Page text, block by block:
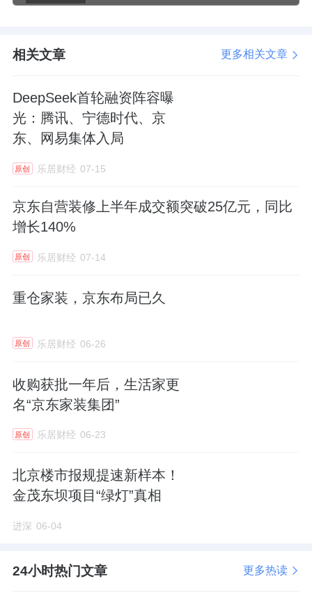
司在研的支撑性重组I型人胶原蛋白植入剂的申
报流程，加快产品上市时间。
自主研发方面，江苏吴中依托吴中医药在药品
领域的研发优势，报告期内向国家药监局递交
利丙双卡因乳膏的上市申请，并积极推动重组
氧胆酸注射液的临床前研发工作。
整体来看，目前江苏吴中已拥有童颜针、重组
(PDRN)等多个品类，基本实现医美再生抗衰注
托“医美”+“医药”双轮驱动，公司正加速构建可
作者|吴凡)
相关文章 更多相关文章
DeepSeek首轮融资阵容曝
光：腾讯、宁德时代、京
东、网易集体入局
原创 乐居财经 07-15
京东自营装修上半年成交额突破25亿元，同比
增长140%
原创 乐居财经 07-14
重仓家装，京东布局已久
原创 乐居财经 06-26
收购获批一年后，生活家更
名“京东家装集团”
原创 乐居财经 06-23
北京楼市报规提速新样本！
金茂东坝项目“绿灯”真相
进深 06-04
24小时热门文章 更多热读